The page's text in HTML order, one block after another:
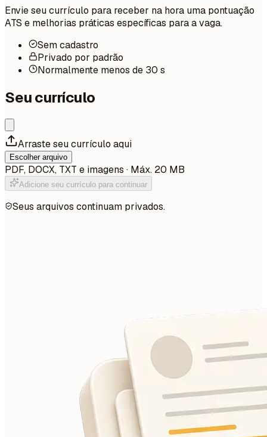
Envie seu currículo para receber na hora uma pontuação
ATS e melhorias práticas específicas para a vaga.
Sem cadastro
Privado por padrão
Normalmente menos de 30 s
Seu currículo
Arraste seu currículo aqui
Escolher arquivo
PDF, DOCX, TXT e imagens · Máx. 20 MB
Adicione seu currículo para continuar
Seus arquivos continuam privados.